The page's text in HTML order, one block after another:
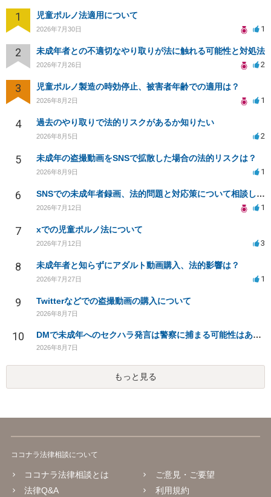
1 児童ポルノ法適用について
2026年7月30日 1
2 未成年者との不適切なやり取りが法に触れる可能性と対処法
2026年7月26日 2
3 児童ポルノ製造の時効停止、被害者年齢での適用は？
2026年8月2日 1
4 過去のやり取りで法的リスクがあるか知りたい
2026年8月5日 2
5 未成年の盗撮動画をSNSで拡散した場合の法的リスクは？
2026年8月9日 1
6 SNSでの未成年者録画、法的問題と対応策について相談したい
2026年7月12日 1
7 xでの児童ポルノ法について
2026年7月12日 3
8 未成年者と知らずにアダルト動画購入、法的影響は？
2026年7月27日 1
9 Twitterなどでの盗撮動画の購入について
2026年8月7日
10 DMで未成年へのセクハラ発言は警察に捕まる可能性はありますか
2026年8月7日
もっと見る
ココナラ法律相談について
ココナラ法律相談とは
法律Q&A
ご意見・ご要望
利用規約